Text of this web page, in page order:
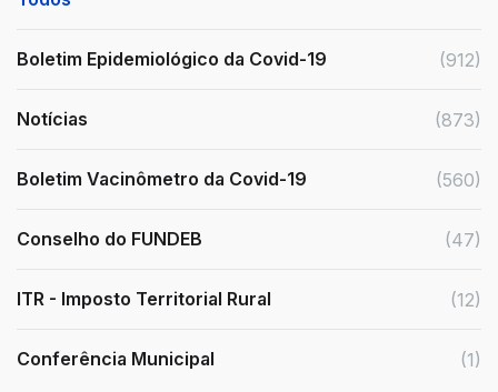
Boletim Epidemiológico da Covid-19 (912)
Notícias (873)
Boletim Vacinômetro da Covid-19 (560)
Conselho do FUNDEB (47)
ITR - Imposto Territorial Rural (12)
Conferência Municipal (1)